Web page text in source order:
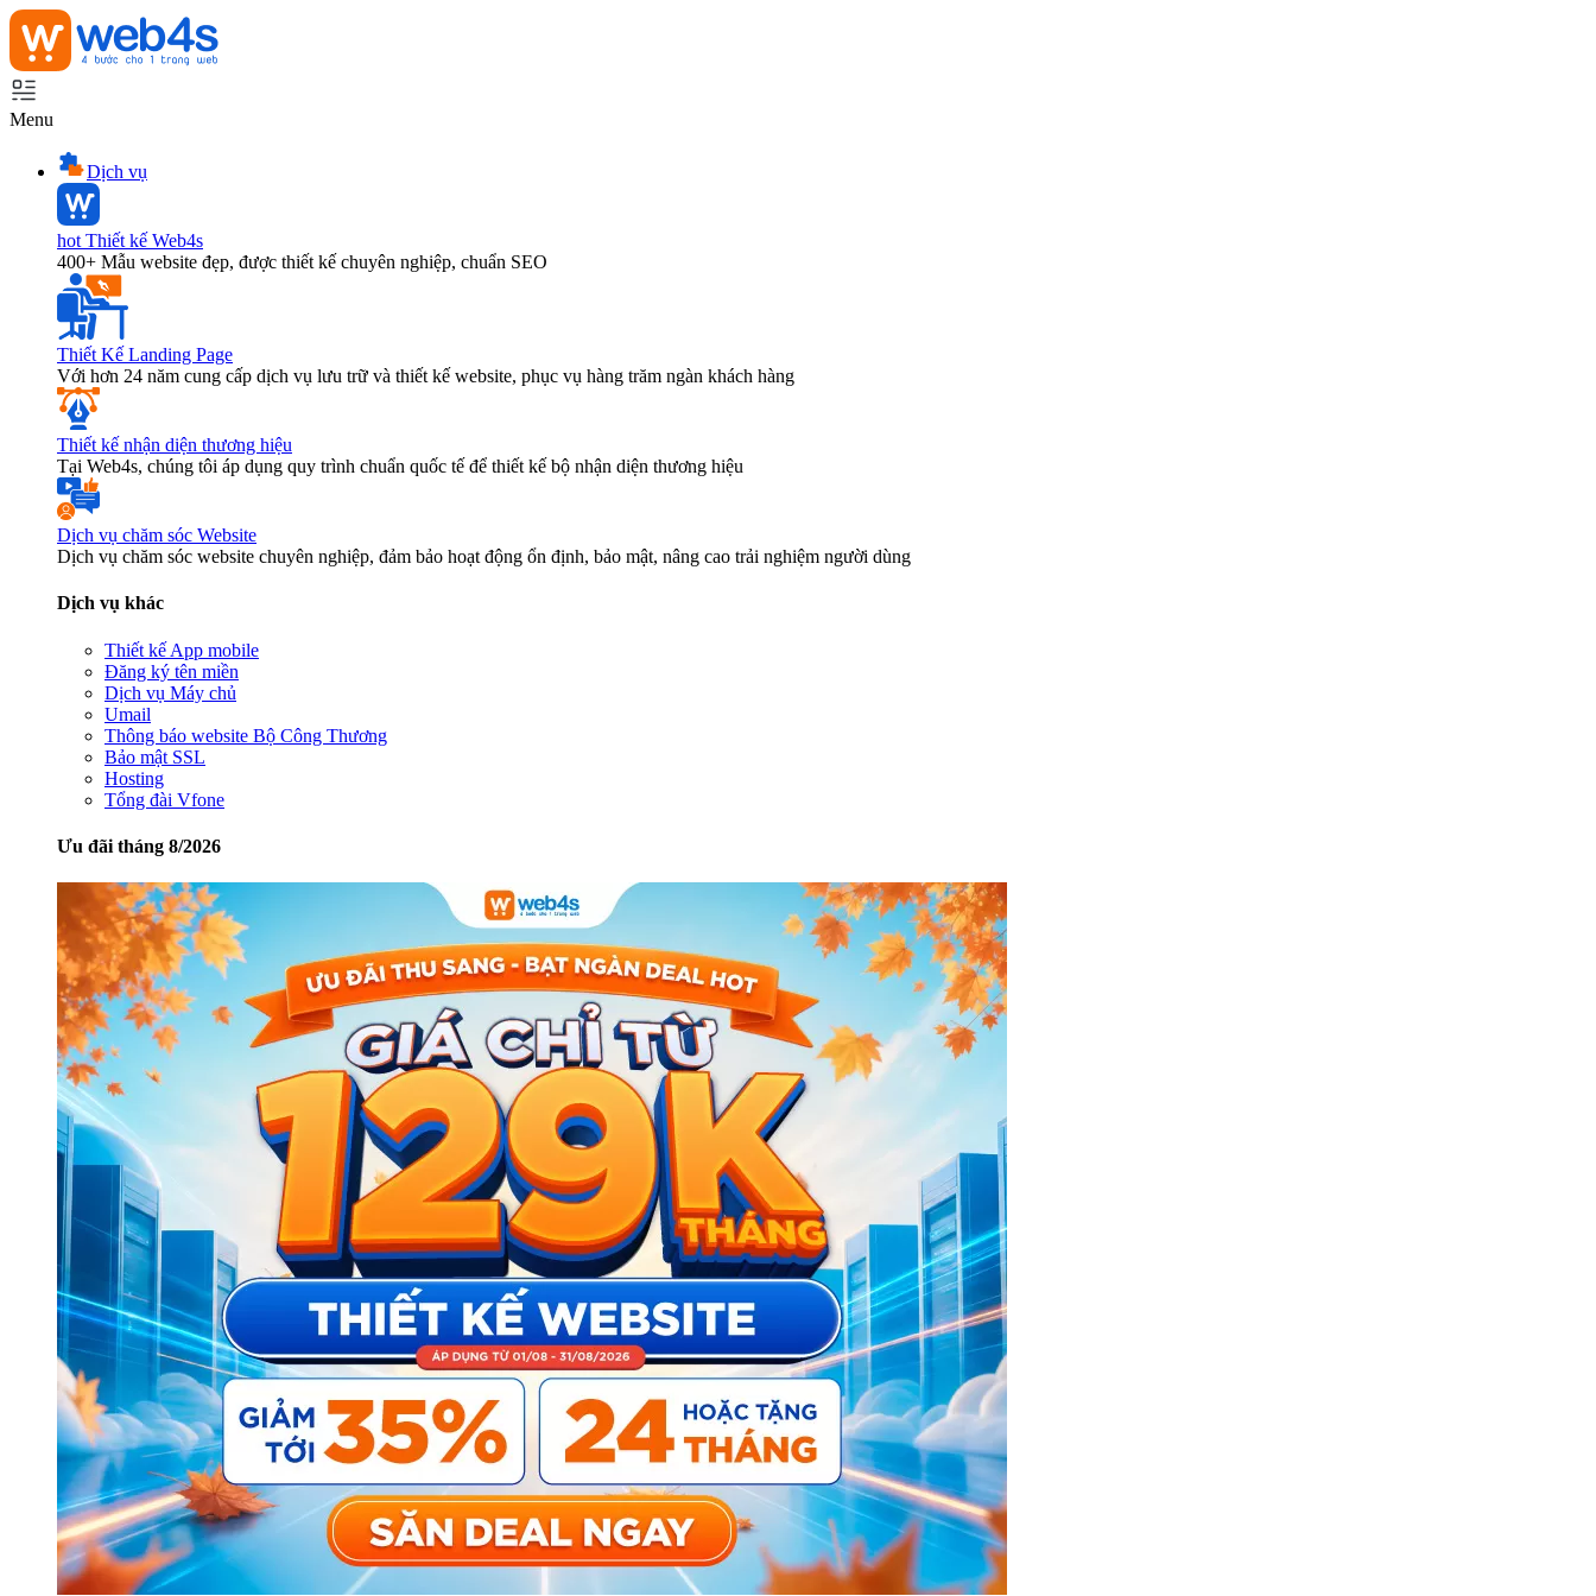
Menu
Dịch vụ
hot Thiết kế Web4s
400+ Mẫu website đẹp, được thiết kế chuyên nghiệp, chuẩn SEO
Thiết Kế Landing Page
Với hơn 24 năm cung cấp dịch vụ lưu trữ và thiết kế website, phục vụ hàng trăm ngàn khách hàng
Thiết kế nhận diện thương hiệu
Tại Web4s, chúng tôi áp dụng quy trình chuẩn quốc tế để thiết kế bộ nhận diện thương hiệu
Dịch vụ chăm sóc Website
Dịch vụ chăm sóc website chuyên nghiệp, đảm bảo hoạt động ổn định, bảo mật, nâng cao trải nghiệm người dùng
Dịch vụ khác
Thiết kế App mobile
Đăng ký tên miền
Dịch vụ Máy chủ
Umail
Thông báo website Bộ Công Thương
Bảo mật SSL
Hosting
Tổng đài Vfone
Ưu đãi tháng 8/2026